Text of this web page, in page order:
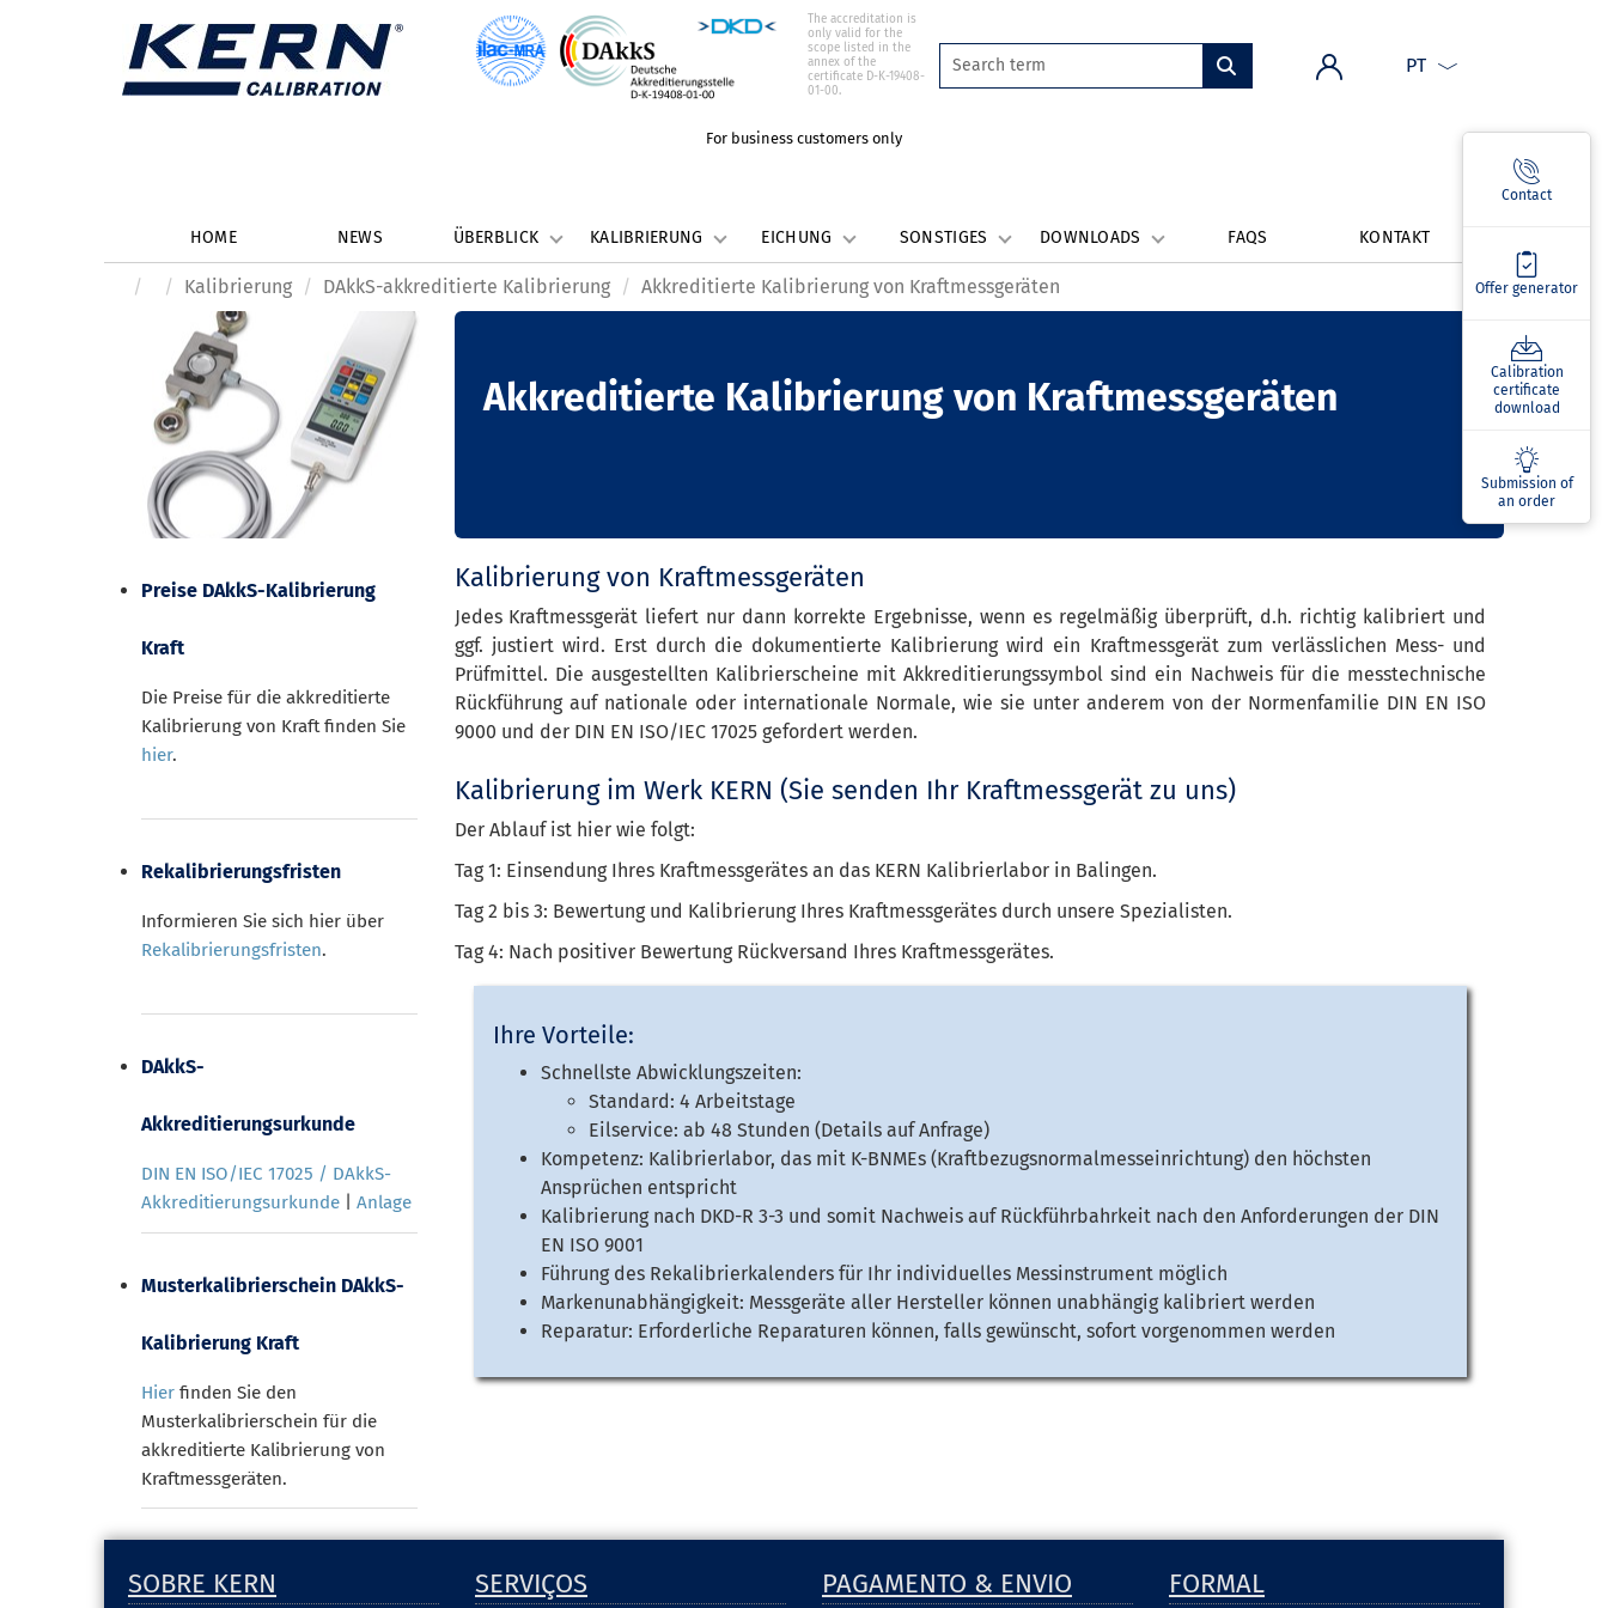
The accreditation is
only valid for the
scope listed in the
annex of the
certificate D-K-19408-
01-00.
PT
For business customers only
Contact
Offer generator
Calibration
certificate
download
Submission of
an order
HOME NEWS ÜBERBLICK KALIBRIERUNG EICHUNG SONSTIGES DOWNLOADS FAQS KONTAKT
Kalibrierung DAkkS-akkreditierte Kalibrierung Akkreditierte Kalibrierung von Kraftmessgeräten
Akkreditierte Kalibrierung von Kraftmessgeräten
Preise DAkkS-Kalibrierung
Kraft
Die Preise für die akkreditierte
Kalibrierung von Kraft finden Sie
hier.
Rekalibrierungsfristen
Informieren Sie sich hier über
Rekalibrierungsfristen.
DAkkS-
Akkreditierungsurkunde
DIN EN ISO/IEC 17025 / DAkkS-
Akkreditierungsurkunde
Anlage
Musterkalibrierschein DAkkS-
Kalibrierung Kraft
Hier finden Sie den
Musterkalibrierschein für die
akkreditierte Kalibrierung von
Kraftmessgeräten.
Kalibrierung von Kraftmessgeräten
Jedes Kraftmessgerät liefert nur dann korrekte Ergebnisse, wenn es regelmäßig überprüft, d.h. richtig kalibriert und
ggf. justiert wird. Erst durch die dokumentierte Kalibrierung wird ein Kraftmessgerät zum verlässlichen Mess- und
Prüfmittel. Die ausgestellten Kalibrierscheine mit Akkreditierungssymbol sind ein Nachweis für die messtechnische
Rückführung auf nationale oder internationale Normale, wie sie unter anderem von der Normenfamilie DIN EN ISO
9000 und der DIN EN ISO/IEC 17025 gefordert werden.
Kalibrierung im Werk KERN (Sie senden Ihr Kraftmessgerät zu uns)
Der Ablauf ist hier wie folgt:
Tag 1: Einsendung Ihres Kraftmessgerätes an das KERN Kalibrierlabor in Balingen.
Tag 2 bis 3: Bewertung und Kalibrierung Ihres Kraftmessgerätes durch unsere Spezialisten.
Tag 4: Nach positiver Bewertung Rückversand Ihres Kraftmessgerätes.
Ihre Vorteile:
Schnellste Abwicklungszeiten:
Standard: 4 Arbeitstage
Eilservice: ab 48 Stunden (Details auf Anfrage)
Kompetenz: Kalibrierlabor, das mit K-BNMEs (Kraftbezugsnormalmesseinrichtung) den höchsten
Ansprüchen entspricht
Kalibrierung nach DKD-R 3-3 und somit Nachweis auf Rückführbahrkeit nach den Anforderungen der DIN
EN ISO 9001
Führung des Rekalibrierkalenders für Ihr individuelles Messinstrument möglich
Markenunabhängigkeit: Messgeräte aller Hersteller können unabhängig kalibriert werden
Reparatur: Erforderliche Reparaturen können, falls gewünscht, sofort vorgenommen werden
SOBRE KERN SERVIÇOS PAGAMENTO & ENVIO FORMAL